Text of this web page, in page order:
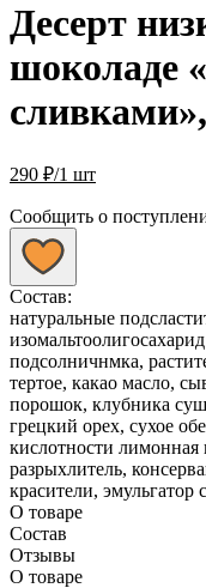
Десерт
шоколаде
290 ₽/1 шт
Сообщить о
Состав:
натуральные
подсолничнмка,
тертое, какао масло,
порошок, клубника
грецкий орех, сухое
кислотности лимонная
разрыхлитель,
красители, эмульгатор
О товаре
Состав
Отзывы
О товаре